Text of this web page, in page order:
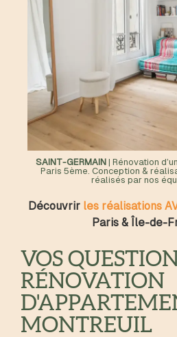
SAINT-GERMAIN| Rénovation
Paris 5ème. Conception &
réalisés par nos
Découvrir les réalisations
Paris & Île-de-
VOS
RÉNOVATION
MONTREUIL